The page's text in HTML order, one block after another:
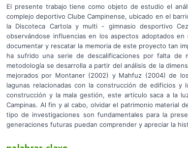
El presente trabajo tiene como objeto de estudio el
complejo deportivo Clube Campinense, ubicado en el
la Discoteca Cartola y multi - gimnasio desportivo
observándose influencias en los aspectos adoptados
documentar y rescatar la memoria de este proyecto tan
ha sufrido una serie de descalificaciones por falta de
metodología se desarrolla a partir del análisis de la
mejorados por Montaner (2002) y Mahfuz (2004) de
lagunas relacionadas con la construcción de edificios y
construcción y la mala gestión, este artículo saca a la
Campinas. Al fin y al cabo, olvidar el patrimonio material
tipo de investigaciones son fundamentales para la
generaciones futuras puedan comprender y apreciar la